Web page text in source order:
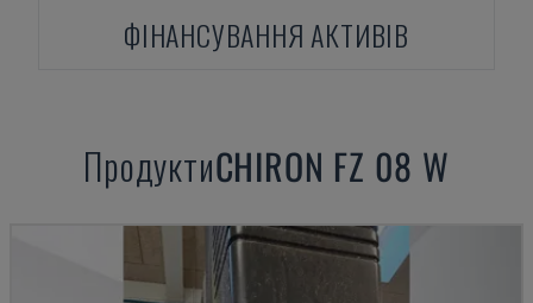
ФІНАНСУВАННЯ АКТИВІВ
ПродуктиCHIRON FZ 08 W